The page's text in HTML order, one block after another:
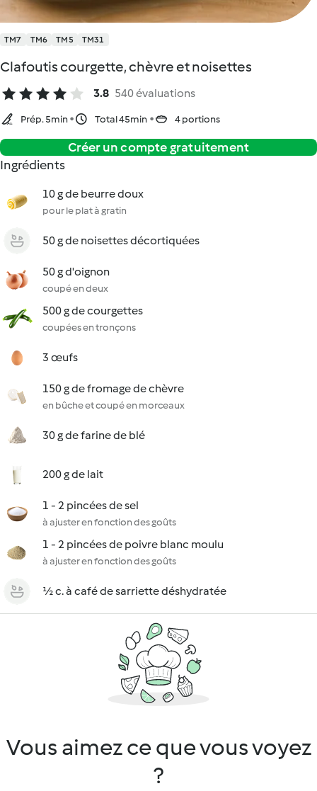
TM7 TM6 TM5 TM31
Clafoutis courgette, chèvre et noisettes
3.8 540 évaluations
Prép. 5min Total 45min 4 portions
Créer un compte gratuitement
Ingrédients
10 g de beurre doux
pour le plat à gratin
50 g de noisettes décortiquées
50 g d'oignon
coupé en deux
500 g de courgettes
coupées en tronçons
3 œufs
150 g de fromage de chèvre
en bûche et coupé en morceaux
30 g de farine de blé
200 g de lait
1 - 2 pincées de sel
à ajuster en fonction des goûts
1 - 2 pincées de poivre blanc moulu
à ajuster en fonction des goûts
½ c. à café de sarriette déshydratée
Vous aimez ce que vous voyez
?